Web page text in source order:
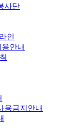
사단
인
안내
용금지안내